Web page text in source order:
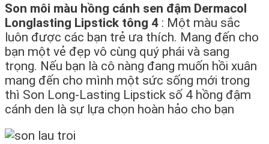
Son môi màu hồng cánh sen đậm Dermacol
Longlasting Lipstick tông 4 : Một màu sắc
luôn được các bạn trẻ ưa thích. Mang đến cho
bạn một vẻ đẹp vô cùng quý phái và sang
trọng. Nếu bạn là cô nàng đang muốn hồi xuân
mang đến cho mình một sức sống mới trong
thì Son Long-Lasting Lipstick số 4 hồng đậm
cánh den là sự lựa chọn hoàn hảo cho bạn